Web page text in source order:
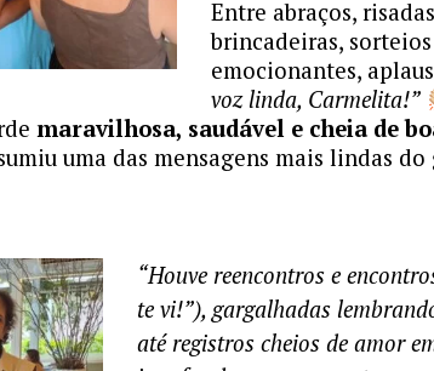
Entre abraços,
brincadeiras,
emocionantes,
voz linda, Carmelita!”
maravilhosa, saudável e cheia de
uma das mensagens mais lindas do
“Houve reencontros e
te vi!”), gargalhadas
até registros cheios de amor